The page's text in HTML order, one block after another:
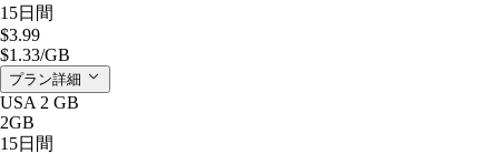
15日間
$3.99
$1.33/GB
プラン詳細
USA 2 GB
2GB
15日間